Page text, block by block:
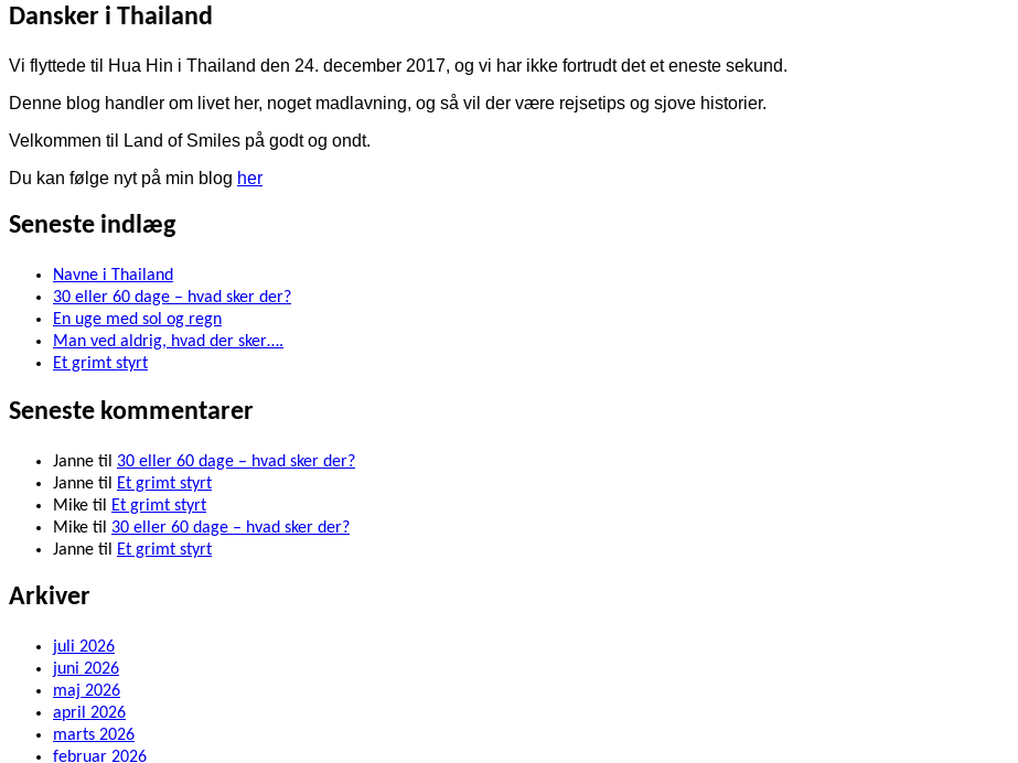
Dansker i Thailand
Vi flyttede til Hua Hin i Thailand den 24. december 2017, og vi har ikke fortrudt det et eneste sekund.
Denne blog handler om livet her, noget madlavning, og så vil der være rejsetips og sjove historier.
Velkommen til Land of Smiles på godt og ondt.
Du kan følge nyt på min blog her
Seneste indlæg
Navne i Thailand
30 eller 60 dage – hvad sker der?
En uge med sol og regn
Man ved aldrig, hvad der sker….
Et grimt styrt
Seneste kommentarer
Janne til 30 eller 60 dage – hvad sker der?
Janne til
Et grimt styrt
Mike til
Et grimt styrt
Mike til 30 eller 60 dage – hvad sker der?
Janne til Et grimt styrt
Arkiver
juli 2026
juni 2026
maj 2026
april 2026
marts 2026
februar 2026